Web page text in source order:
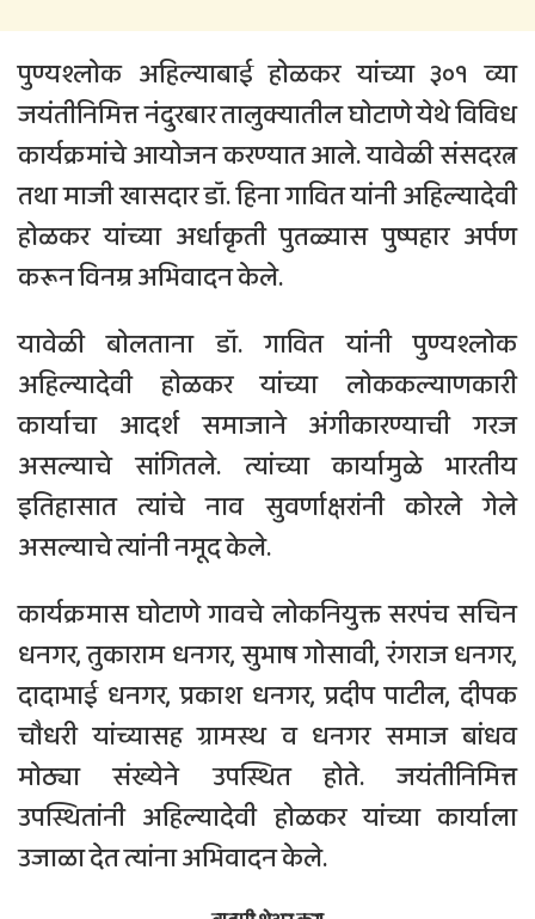
पुण्यश्लोक अहिल्याबाई होळकर यांच्या ३०१ व्या
जयंतीनिमित्त नंदुरबार तालुक्यातील घोटाणे येथे विविध
कार्यक्रमांचे आयोजन करण्यात आले. यावेळी संसदरत्न
तथा माजी खासदार डॉ. हिना गावित यांनी अहिल्यादेवी
होळकर यांच्या अर्धाकृती पुतळ्यास पुष्पहार अर्पण
करून विनम्र अभिवादन केले.
यावेळी बोलताना डॉ. गावित यांनी पुण्यश्लोक
अहिल्यादेवी होळकर यांच्या लोककल्याणकारी
कार्याचा आदर्श समाजाने अंगीकारण्याची गरज
असल्याचे सांगितले. त्यांच्या कार्यामुळे भारतीय
इतिहासात त्यांचे नाव सुवर्णाक्षरांनी कोरले गेले
असल्याचे त्यांनी नमूद केले.
कार्यक्रमास घोटाणे गावचे लोकनियुक्त सरपंच सचिन
धनगर, तुकाराम धनगर, सुभाष गोसावी, रंगराज धनगर,
दादाभाई धनगर, प्रकाश धनगर, प्रदीप पाटील, दीपक
चौधरी यांच्यासह ग्रामस्थ व धनगर समाज बांधव
मोठ्या संख्येने उपस्थित होते. जयंतीनिमित्त
उपस्थितांनी अहिल्यादेवी होळकर यांच्या कार्याला
उजाळा देत त्यांना अभिवादन केले.